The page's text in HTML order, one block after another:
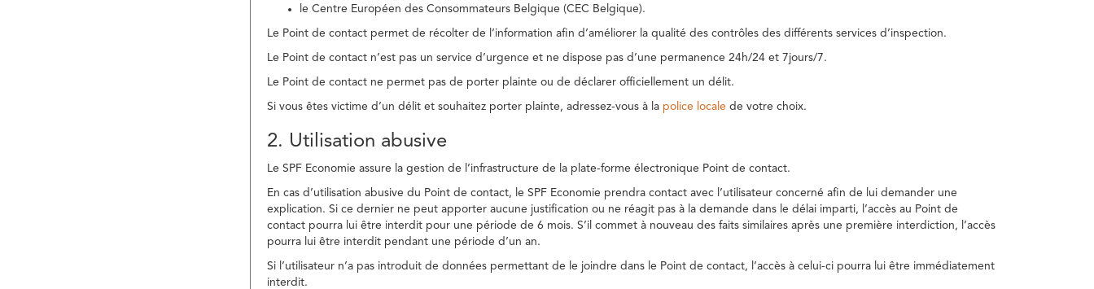
le Centre Européen des Consommateurs Belgique (CEC Belgique).
Le Point de contact permet de récolter de l’information afin d’améliorer la qualité des contrôles des différents services d’inspection.
Le Point de contact n’est pas un service d’urgence et ne dispose pas d’une permanence 24h/24 et 7jours/7.
Le Point de contact ne permet pas de porter plainte ou de déclarer officiellement un délit.
Si vous êtes victime d’un délit et souhaitez porter plainte, adressez-vous à la police locale de votre choix.
2. Utilisation abusive
Le SPF Economie assure la gestion de l’infrastructure de la plate-forme électronique Point de contact.
En cas d’utilisation abusive du Point de contact, le SPF Economie prendra contact avec l’utilisateur concerné afin de lui demander une
explication. Si ce dernier ne peut apporter aucune justification ou ne réagit pas à la demande dans le délai imparti, l’accès au Point de
contact pourra lui être interdit pour une période de 6 mois. S’il commet à nouveau des faits similaires après une première interdiction, l’accès
pourra lui être interdit pendant une période d’un an.
Si l’utilisateur n’a pas introduit de données permettant de le joindre dans le Point de contact, l’accès à celui-ci pourra lui être immédiatement
interdit.